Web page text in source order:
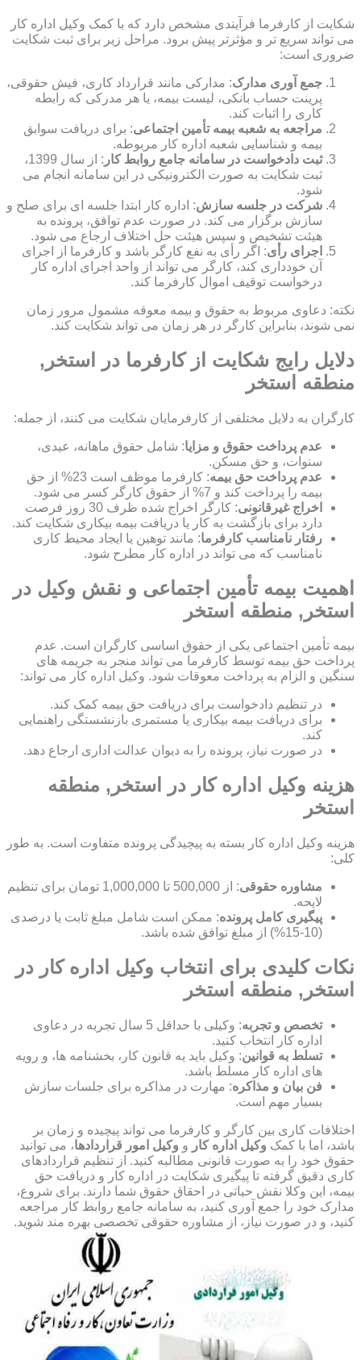
شکایت از کارفرما فرآیندی مشخص دارد که با کمک وکیل اداره کار
می تواند سریع تر و مؤثرتر پیش برود. مراحل زیر برای ثبت شکایت
ضروری است:
جمع آوری مدارک: مدارکی مانند قرارداد کاری، فیش حقوقی،
پرینت حساب بانکی، لیست بیمه، یا هر مدرکی که رابطه
کاری را اثبات کند.
مراجعه به شعبه بیمه تأمین اجتماعی: برای دریافت سوابق
بیمه و شناسایی شعبه اداره کار مربوطه.
ثبت دادخواست در سامانه جامع روابط کار
: از سال 1399،
ثبت شکایت به صورت الکترونیکی در این سامانه انجام می
شود.
شرکت در جلسه سازش: اداره کار ابتدا جلسه ای برای صلح و
سازش برگزار می کند. در صورت عدم توافق، پرونده به
هیئت تشخیص و سپس هیئت حل اختلاف ارجاع می شود.
اجرای رأی: اگر رأی به نفع کارگر باشد و کارفرما از اجرای
آن خودداری کند، کارگر می تواند از واحد اجرای اداره کار
درخواست توقیف اموال کارفرما کند.
نکته: دعاوی مربوط به حقوق و بیمه معوقه مشمول مرور زمان
نمی شوند، بنابراین کارگر در هر زمان می تواند شکایت کند.
دلایل رایج شکایت از کارفرما در استخر,
منطقه استخر
کارگران به دلایل مختلفی از کارفرمایان شکایت می کنند، از جمله:
عدم پرداخت حقوق و مزایا: شامل حقوق ماهانه، عیدی،
سنوات، و حق مسکن.
عدم پرداخت حق بیمه
: کارفرما موظف است 23% از حق
بیمه را پرداخت کند و 7% از حقوق کارگر کسر می شود.
اخراج غیرقانونی
: کارگر اخراج شده ظرف 30 روز فرصت
دارد برای بازگشت به کار یا دریافت بیمه بیکاری شکایت کند.
رفتار نامناسب کارفرما: مانند توهین یا ایجاد محیط کاری
نامناسب که می تواند در اداره کار مطرح شود.
اهمیت بیمه تأمین اجتماعی و نقش وکیل در
استخر, منطقه استخر
بیمه تأمین اجتماعی یکی از حقوق اساسی کارگران است. عدم
پرداخت حق بیمه توسط کارفرما می تواند منجر به جریمه های
سنگین و الزام به پرداخت معوقات شود. وکیل اداره کار می تواند:
در تنظیم دادخواست برای دریافت حق بیمه کمک کند.
برای دریافت بیمه بیکاری یا مستمری بازنشستگی راهنمایی
کند.
در صورت نیاز، پرونده را به دیوان عدالت اداری ارجاع دهد.
هزینه وکیل اداره کار در استخر, منطقه
استخر
هزینه وکیل اداره کار بسته به پیچیدگی پرونده متفاوت است. به طور
کلی:
مشاوره حقوقی
: از 500,000 تا 1,000,000 تومان برای تنظیم
لایحه.
پیگیری کامل پرونده: ممکن است شامل مبلغ ثابت یا درصدی
(10-15%) از مبلغ توافق شده باشد.
نکات کلیدی برای انتخاب وکیل اداره کار در
استخر, منطقه استخر
تخصص و تجربه
: وکیلی با حداقل 5 سال تجربه در دعاوی
اداره کار انتخاب کنید.
تسلط به قوانین: وکیل باید به قانون کار، بخشنامه ها، و رویه
های اداره کار مسلط باشد.
فن بیان و مذاکره: مهارت در مذاکره برای جلسات سازش
بسیار مهم است.
اختلافات کاری بین کارگر و کارفرما می تواند پیچیده و زمان بر
باشد، اما با کمک وکیل اداره کار و وکیل امور قراردادها، می توانید
حقوق خود را به صورت قانونی مطالبه کنید. از تنظیم قراردادهای
کاری دقیق گرفته تا پیگیری شکایت در اداره کار و دریافت حق
بیمه، این وکلا نقش حیاتی در احقاق حقوق شما دارند. برای شروع،
مدارک خود را جمع آوری کنید، به سامانه جامع روابط کار مراجعه
کنید، و در صورت نیاز، از مشاوره حقوقی تخصصی بهره مند شوید.